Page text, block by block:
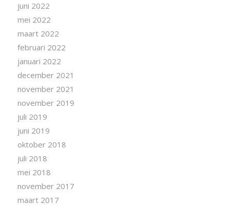
juni 2022
mei 2022
maart 2022
februari 2022
januari 2022
december 2021
november 2021
november 2019
juli 2019
juni 2019
oktober 2018
juli 2018
mei 2018
november 2017
maart 2017